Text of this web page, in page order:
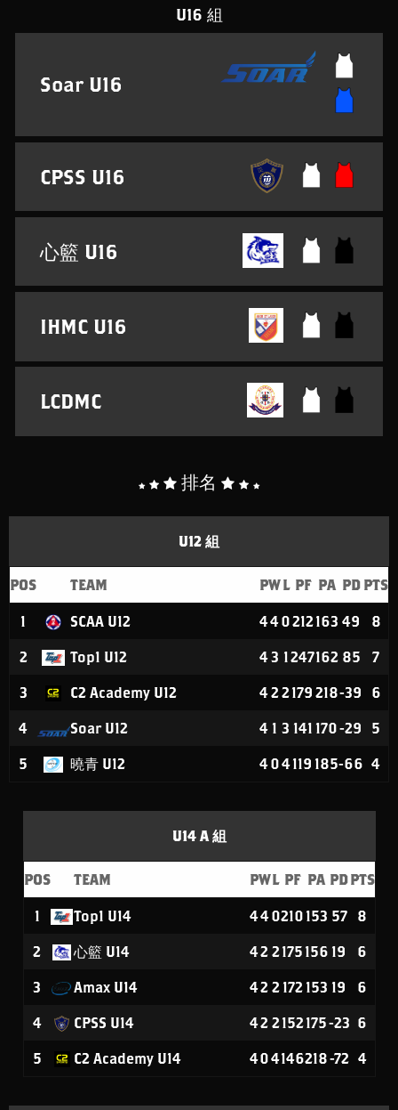
U16 組
Soar U16
CPSS U16
心籃 U16
IHMC U16
LCDMC
排名
U12 組
POS TEAM PWL PF PA PD PTS
1 SCAA U12 440212163 49 8
2 Top1 U12 43 1247162 85 7
3 C2 Academy U12 422179 218-39 6
4 Soar U12 4 1 3 141 170-29 5
5 曉青 U12 404119 185-66 4
U14 A 組
POS TEAM PWL PF PA PDPTS
1 Top1 U14 440210 153 57 8
2 心籃 U14 42 2175 156 19 6
3 Amax U14 42 2 172 153 19 6
4 CPSS U14 42 2152175-23 6
5 C2 Academy U14 404146218-72 4